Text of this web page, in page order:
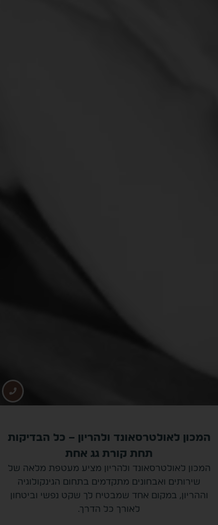
המכון לאולטרסאונד ולהריון – כל הבדיקות
תחת קורת גג אחת
המכון לאולטרסאונד ולהריון מציע מעטפת מלאה של
שירותים ואבחונים מתקדמים בתחום הגינקולוגיה
וההריון, במקום אחד שמבטיח לך שקט נפשי וביטחון
לאורך כל הדרך.